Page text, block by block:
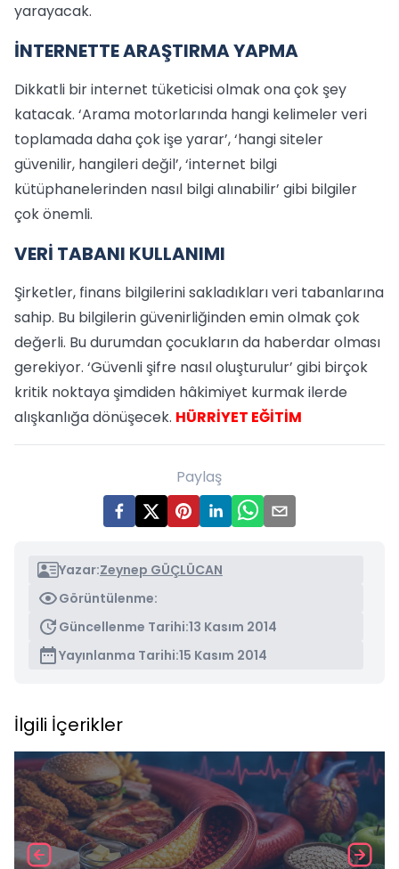
yarayacak.
İNTERNETTE ARAŞTIRMA YAPMA
Dikkatli bir internet tüketicisi olmak ona çok şey
katacak. ‘Arama motorlarında hangi kelimeler veri
toplamada daha çok işe yarar’, ‘hangi siteler
güvenilir, hangileri değil’, ‘internet bilgi
kütüphanelerinden nasıl bilgi alınabilir’ gibi bilgiler
çok önemli.
VERİ TABANI KULLANIMI
Şirketler, finans bilgilerini sakladıkları veri tabanlarına
sahip. Bu bilgilerin güvenirliğinden emin olmak çok
değerli. Bu durumdan çocukların da haberdar olması
gerekiyor. ‘Güvenli şifre nasıl oluşturulur’ gibi birçok
kritik noktaya şimdiden hâkimiyet kurmak ilerde
alışkanlığa dönüşecek. HÜRRİYET EĞİTİM
Paylaş
Yazar:Zeynep GÜÇLÜCAN
Görüntülenme:
Güncellenme Tarihi:13 Kasım 2014
Yayınlanma Tarihi:15 Kasım 2014
İlgili İçerikler